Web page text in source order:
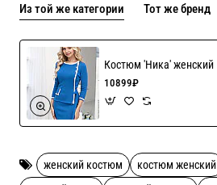
полушерсти, цвета на выбор
Из той же категории Тот же бренд
Костюм 'Ника' женский
10899₽
женский костюм костюм женский